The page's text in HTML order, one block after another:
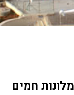
מלונות חמים